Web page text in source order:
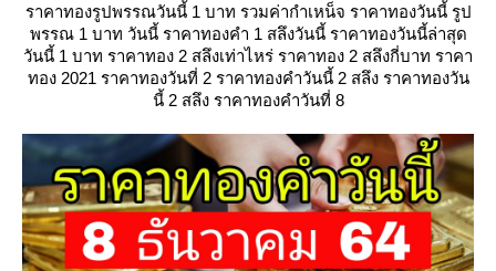
ราคาทองรูปพรรณวันนี้ 1 บาท รวมค่ากําเหน็จ ราคาทองวันนี้ รูป
พรรณ 1 บาท วันนี้ ราคาทองคํา 1 สลึงวันนี้ ราคาทองวันนี้ล่าสุด
วันนี้ 1 บาท ราคาทอง 2 สลึงเท่าไหร่ ราคาทอง 2 สลึงกี่บาท ราคา
ทอง 2021 ราคาทองวันที่ 2 ราคาทองคําวันนี้ 2 สลึง ราคาทองวัน
นี้ 2 สลึง ราคาทองคําวันที่ 8